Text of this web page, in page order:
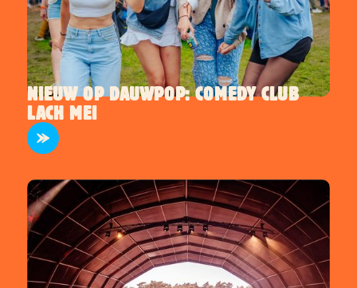
TERREIN
NIEUW OP DAUWPOP: COMEDY CLUB
LACH MEI